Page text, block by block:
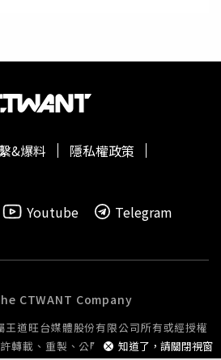
知道了，請關閉視窗
&爆料
隱私權政策
Youtube Telegram
CTWANT Company
王道旺台媒體股份有限公司所有或經授權
轉載、重製、公開播送或公開傳輸。